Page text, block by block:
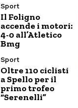
Sport
Il Foligno
accende i motori:
4-0 all’Atletico
Bmg
Sport
Oltre 110 ciclisti
a Spello per il
primo trofeo
“Serenelli”